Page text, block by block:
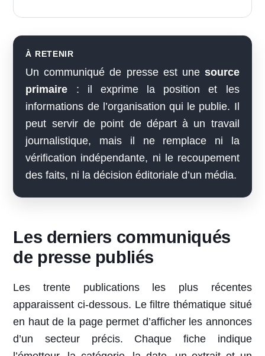
À RETENIR
Un communiqué de presse est une source
primaire : il exprime la position et les
informations de l’organisation qui le publie. Il
peut servir de point de départ à un travail
journalistique, mais il ne remplace ni la
vérification indépendante, ni le recoupement
des faits, ni la décision éditoriale d’un média.
Les derniers communiqués
de presse publiés
Les trente publications les plus récentes
apparaissent ci-dessous. Le filtre thématique situé
en haut de la page permet d’afficher les annonces
d’un secteur précis. Chaque fiche indique